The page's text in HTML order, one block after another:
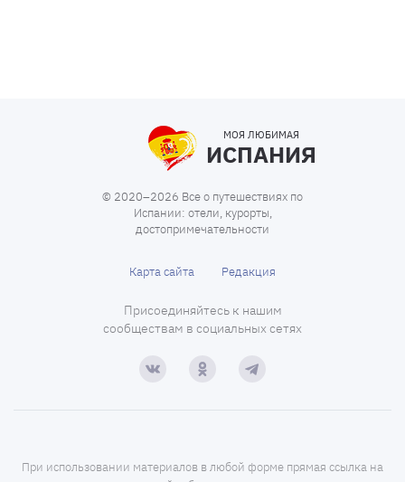
МОЯ ЛЮБИМАЯ
ИСПАНИЯ
© 2020–2026 Все о путешествиях по
Испании: отели, курорты,
достопримечательности
Карта сайта Редакция
Присоединяйтесь к нашим
сообществам в социальных сетях
При использовании материалов в любой форме прямая ссылка на